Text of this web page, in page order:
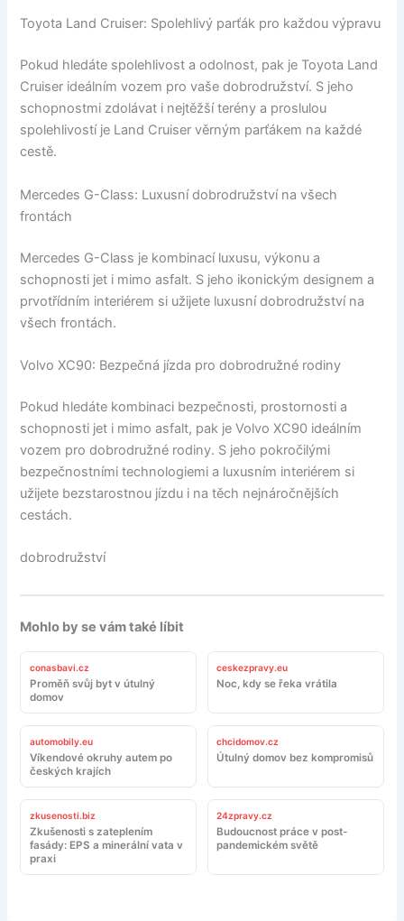
Toyota Land Cruiser: Spolehlivý parťák pro každou výpravu
Pokud hledáte spolehlivost a odolnost, pak je Toyota Land
Cruiser ideálním vozem pro vaše dobrodružství. S jeho
schopnostmi zdolávat i nejtěžší terény a proslulou
spolehlivostí je Land Cruiser věrným parťákem na každé
cestě.
Mercedes G-Class: Luxusní dobrodružství na všech
frontách
Mercedes G-Class je kombinací luxusu, výkonu a
schopnosti jet i mimo asfalt. S jeho ikonickým designem a
prvotřídním interiérem si užijete luxusní dobrodružství na
všech frontách.
Volvo XC90: Bezpečná jízda pro dobrodružné rodiny
Pokud hledáte kombinaci bezpečnosti, prostornosti a
schopnosti jet i mimo asfalt, pak je Volvo XC90 ideálním
vozem pro dobrodružné rodiny. S jeho pokročilými
bezpečnostními technologiemi a luxusním interiérem si
užijete bezstarostnou jízdu i na těch nejnáročnějších
cestách.
dobrodružství
Mohlo by se vám také líbit
conasbavi.cz
Proměň svůj byt v útulný
domov
ceskezpravy.eu
Noc, kdy se řeka vrátila
automobily.eu
Víkendové okruhy autem po
českých krajích
chcidomov.cz
Útulný domov bez kompromisů
zkusenosti.biz
Zkušenosti s zateplením
fasády: EPS a minerální vata v
praxi
24zpravy.cz
Budoucnost práce v post-
pandemickém světě